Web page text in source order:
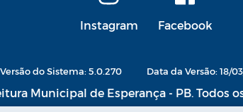
Instagram Facebook
Versão do Sistema: 5.0.270 Data da Versão: 18/
Municipal de Esperança - PB. Todos